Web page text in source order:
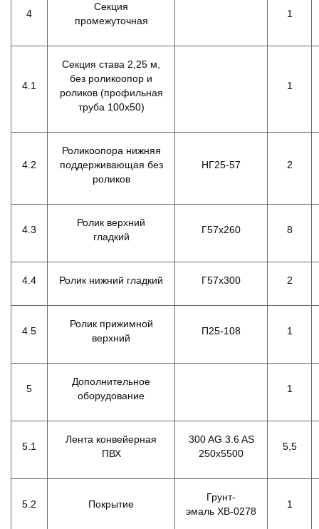
4
Секция
промежуточная
1
4.1
Секция става 2,25 м,
без роликоопор и
роликов (профильная
труба 100х50)
1
4.2
Роликоопора нижняя
поддерживающая без
роликов
НГ25-57 2
4.3
Ролик верхний
гладкий
Г57х260 8
4.4 Ролик нижний гладкий Г57х300 2
4.5
Ролик прижимной
верхний
П25-108 1
5
Дополнительное
оборудование
1
5.1
Лента конвейерная
ПВХ
300 AG 3.6 AS
250х5500
5,5
5.2 Покрытие
Грунт-
эмаль ХВ-0278
1